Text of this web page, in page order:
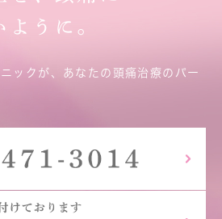
うに。
ックが、あなたの頭痛治療のパー